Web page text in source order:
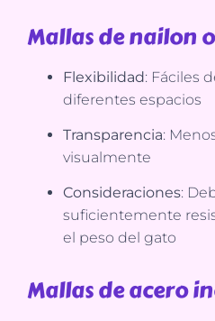
Mallas de nailon
Flexibilidad: Fáciles
diferentes espacios
Transparencia:
visualmente
Consideraciones:
suficientemente
el peso del gato
Mallas de acero